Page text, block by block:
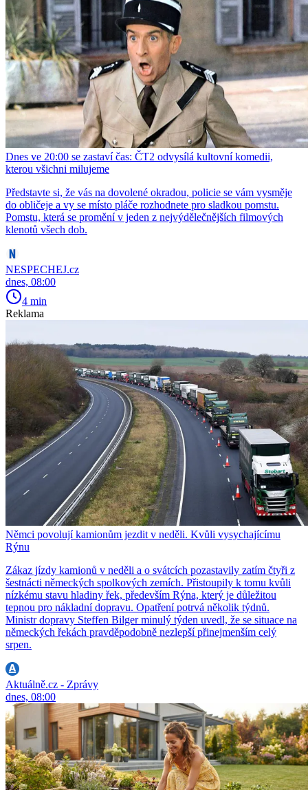
Dnes ve 20:00 se zastaví čas: ČT2 odvysílá kultovní komedii,
kterou všichni milujeme
Představte si, že vás na dovolené okradou, policie se vám vysměje
do obličeje a vy se místo pláče rozhodnete pro sladkou pomstu.
Pomstu, která se promění v jeden z nejvýdělečnějších filmových
klenotů všech dob.
NESPECHEJ.cz
dnes, 08:00
4 min
Reklama
Němci povolují kamionům jezdit v neděli. Kvůli vysychajícímu
Rýnu
Zákaz jízdy kamionů v neděli a o svátcích pozastavily zatím čtyři z
šestnácti německých spolkových zemích. Přistoupily k tomu kvůli
nízkému stavu hladiny řek, především Rýna, který je důležitou
tepnou pro nákladní dopravu. Opatření potrvá několik týdnů.
Ministr dopravy Steffen Bilger minulý týden uvedl, že se situace na
německých řekách pravděpodobně nezlepší přinejmenším celý
srpen.
Aktuálně.cz - Zprávy
dnes, 08:00